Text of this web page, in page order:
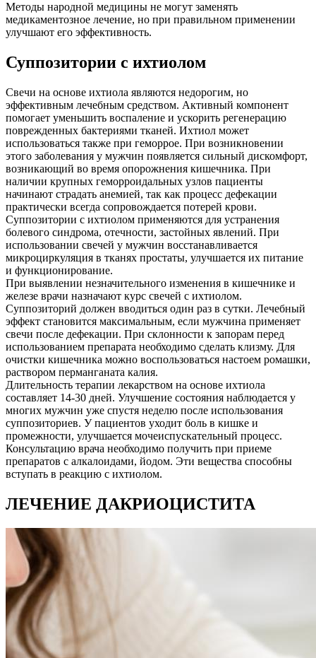
Методы народной медицины не могут заменять
медикаментозное лечение, но при правильном применении
улучшают его эффективность.
Суппозитории с ихтиолом
Свечи на основе ихтиола являются недорогим, но
эффективным лечебным средством. Активный компонент
помогает уменьшить воспаление и ускорить регенерацию
поврежденных бактериями тканей. Ихтиол может
использоваться также при геморрое. При возникновении
этого заболевания у мужчин появляется сильный дискомфорт,
возникающий во время опорожнения кишечника. При
наличии крупных геморроидальных узлов пациенты
начинают страдать анемией, так как процесс дефекации
практически всегда сопровождается потерей крови.
Суппозитории с ихтиолом применяются для устранения
болевого синдрома, отечности, застойных явлений. При
использовании свечей у мужчин восстанавливается
микроциркуляция в тканях простаты, улучшается их питание
и функционирование.
При выявлении незначительного изменения в кишечнике и
железе врачи назначают курс свечей с ихтиолом.
Суппозиторий должен вводиться один раз в сутки. Лечебный
эффект становится максимальным, если мужчина применяет
свечи после дефекации. При склонности к запорам перед
использованием препарата необходимо сделать клизму. Для
очистки кишечника можно воспользоваться настоем ромашки,
раствором перманганата калия.
Длительность терапии лекарством на основе ихтиола
составляет 14-30 дней. Улучшение состояния наблюдается у
многих мужчин уже спустя неделю после использования
суппозиториев. У пациентов уходит боль в кишке и
промежности, улучшается мочеиспускательный процесс.
Консультацию врача необходимо получить при приеме
препаратов с алкалоидами, йодом. Эти вещества способны
вступать в реакцию с ихтиолом.
ЛЕЧЕНИЕ ДАКРИОЦИСТИТА